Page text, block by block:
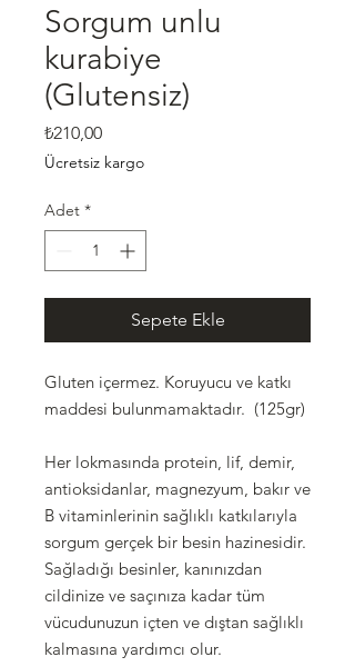
Sorgum unlu
kurabiye
(Glutensiz)
₺210,00Fiyat
Ücretsiz kargo
Adet *
Sepete Ekle
Gluten içermez. Koruyucu ve katkı
maddesi bulunmamaktadır. (125gr)
Her lokmasında protein, lif, demir,
antioksidanlar, magnezyum, bakır ve
B vitaminlerinin sağlıklı katkılarıyla
sorgum gerçek bir besin hazinesidir.
Sağladığı besinler, kanınızdan
cildinize ve saçınıza kadar tüm
vücudunuzun içten ve dıştan sağlıklı
kalmasına yardımcı olur.